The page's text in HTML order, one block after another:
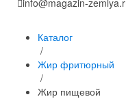
info@magazin-
Каталог
/
Жир фритюрный
/
Жир пищевой